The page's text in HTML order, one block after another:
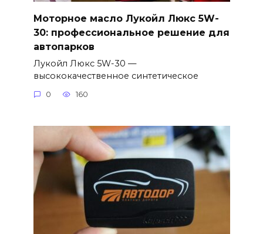
Моторное масло Лукойл Люкс 5W-
30: профессиональное решение для
автопарков
Лукойл Люкс 5W-30 —
высококачественное синтетическое
0 160